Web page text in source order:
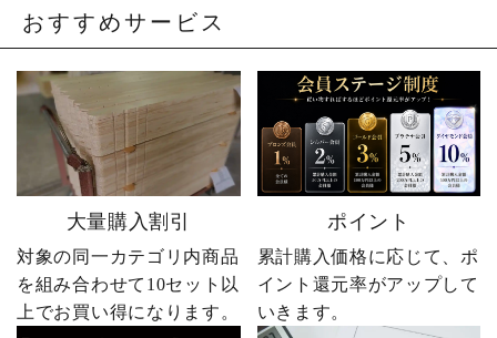
おすすめサービス
大量購入割引
対象の同一カテゴリ内商品
を組み合わせて10セット以
上でお買い得になります。
ポイント
累計購入価格に応じて、ポ
イント還元率がアップして
いきます。